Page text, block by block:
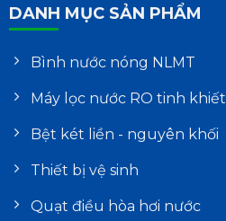
DANH MỤC SẢN PHẨM
Bình nước nóng NLMT
Máy lọc nước RO tinh khiết
Bệt két liền - nguyên khối
Thiết bị vệ sinh
Quạt điều hòa hơi nước